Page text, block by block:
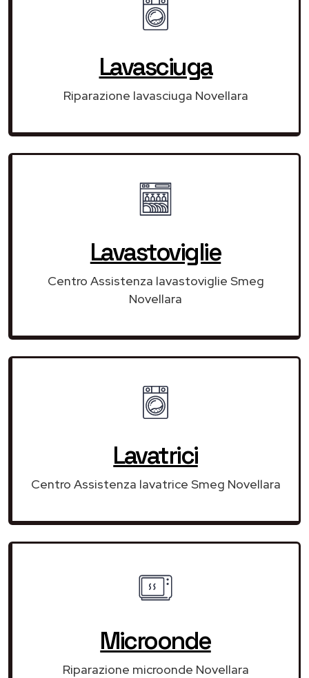
Lavasciuga
Riparazione lavasciuga Novellara
Lavastoviglie
Centro Assistenza lavastoviglie Smeg
Novellara
Lavatrici
Centro Assistenza lavatrice Smeg Novellara
Microonde
Riparazione microonde Novellara